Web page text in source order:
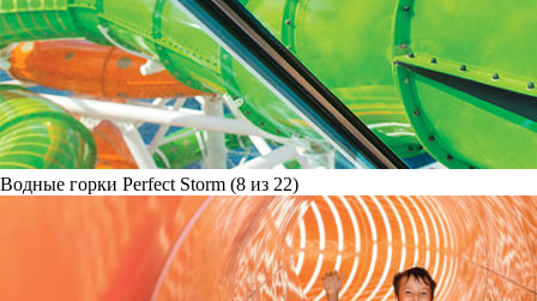
Водные горки Perfect Storm (8 из 22)